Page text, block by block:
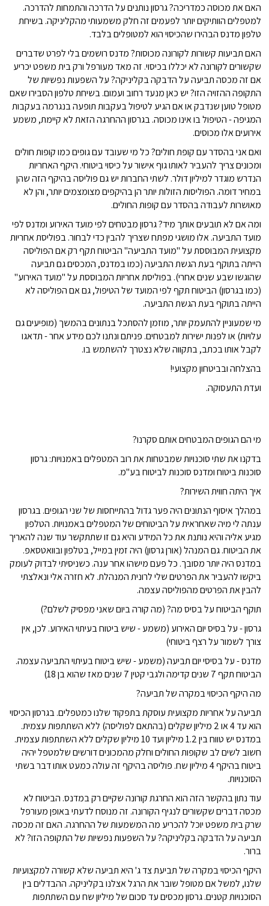
האם את מכוסה כמדריכה? גרסון נותנים על הדרכה והתמחות להדרכה.
למטפלים הוותיקים יותר לפעמים זה חלק משמעותי מהקליניקה. בשיחת
טלפון מדנס הבהירו שהכיסוי הוא למטופלים בלבד.
האם תביעות קשורות לקורונה מכוסות? מדנס רושמים בלי לפרט שדברים
שקשורים לקורונה לא יכללו בכיסוי. זה מאד מעורפל ורק בית משפט יכריע
אם זה מכסה תביעה על הדבקה בקליניקה? על השפעות נפשיות של
התקופה ההזויה הזו? יש כאן מנעד רחוב ועמום. בשיחת טלפון הסבירו שאם
מטופל טוען שנדבק או אם הגיע לטיפול בעקבות תופעה בנגרמה בעקבות
המגיפה - הטיפול בו אינו מכוסה. בגרסון ההחרגה הזאת לא קיימת, משמע
אירועים אלו מכוסים.
ואם אני בהסדר עם קופת חולים? כל מי שעובד עם גופים כמו קופות חולים
ומכונים צריך להעביר לאותו גוף אישור על כיסוי ביטוחי. היקף האחריות
הנדרש מוגדר למיליון דולר. לשתי החברות יש גם פוליסה בהיקף הזה שהן
במחיר דומה. הפוליסות הזולות יותר הן בהיקפים מצומצמים יותר, והן לא
מאושרות לעבודה בהסדר עם קופות החולים.
ומה אם לא תובעים אותך מיד? גרסון מבטחים לפי מועד האירוע ומדנס לפי
מועד התביעה. אלו מושגי מפתח שצריך להבין כדי לבחור. בפוליסת אחריות
מקצועית המבוססת על "מועד התביעה" הביטוח תקף רק אם הפוליסה
הייתה בתוקף בעת הגשת התביעה (כמו במדנס, המכסים גם תביעה
שהוגשו שבע שנים אחרי). בפוליסת אחריות המבוססת על "מועד האירוע"
(כמו בגרסון) הביטוח תקף לפי המועד של הטיפול, גם אם הפוליסה לא
הייתה בתוקף בעת הגשת התביעה.
מי שמעוניין להתעמק יותר, מוזמן להסתכל בנתונים בהמשך (מופיעים גם
עלויות) או לפנות ישירות למבטחים. פניתם ונתנו לכם מידע אחר - תדאגו
לקבל אותו בכתב, בתקווה שלא נצטרך להשתמש בו.
בהצלחה ובביטחון מקצועי!
ועדת התעסוקה.
מי הם הגופים המבטחים אותם סקרנו?
בדקנו את שתי סוכנויות שמבטחות את רוב המטפלים באמנויות: גרסון
סוכנות ביטוח ומדנס סוכנות לביטוח בע"מ.
איך היתה חווית השירות?
במהלך איסוף הנתונים היה פער גדול בהתייחסות של שני הגופים. בגרסון
ענתה לי מיה שאחראית על הביטוחים של המטפלים באמנויות. הטלפון
מגיע אליה והיא נותנת את כל המידע והיא גם זו שתתקשר עוד שנה להאריך
את הביטוח. גם המנהל (אורן גרסון) היה זמין במייל, בטלפון ובוואטסאפ.
במדנס היה יותר מסובך. כל פעם מישהו אחר ענה. כשניסיתי לבדוק לעומק
ביקשו להעביר את הפרטים שלי לרונית המנהלת. לא חזרה אלי ונאלצתי
להבין את הפרטים מהפוליסה עצמה.
תוקף הביטוח על בסיס מה? (מה קורה ביום שאני מפסיק לשלם?)
גרסון - על בסיס יום האירוע (משמע - שיש ביטוח בעיתוי האירוע. לכן, אין
צורך לשמור על רצף ביטוחי)
מדנס - על בסיסי יום תביעה (משמע - שיש ביטוח בעיתוי התביעה עצמה.
הביטוח תקף 7 שנים קדימה ולגבי קטין 7 שנים מאז שהוא בן 18)
מה היקף הכיסוי במקרה של תביעה?
תביעה על אחריות מקצועית עוסקת בתפקוד שלנו כמטפלים. בגרסון הכיסוי
הוא עד 4 או 2 מיליון שקלים (בהתאם לפוליסה) ללא השתתפות עצמית.
במדנס יש טווח בין 1.2 מיליון ועד 10 מיליון שקלים ללא השתתפות עצמית.
חשוב לשים לב שקופות החולים וחלק מהמכונים דורשים שלמטפל יהיה
ביטוח בהיקף 4 מיליון שח. פוליסה בהיקף זה עולה כמעט אותו דבר בשתי
הסוכנויות.
עוד נתון בהקשר הזה הוא החרגת קורונה שקיים רק במדנס. הביטוח לא
מכסה דברים שקשורים לנגיף הקורונה. זה מנוסח לדעתי באופן מעורפל
שרק בית משפט יוכל להכריע מה המשמעות של ההחרגה. האם זה מכסה
תביעה על הדבקה בקליניקה? על השפעות נפשיות של התקופה הזו? לא
ברור.
היקף הכיסוי במקרה של תביעת צד ג' היא תביעה שלא קשורה למקצועיות
שלנו, למשל אם מטופל שובר את הרגל אצלנו בקליניקה. ההבדלים בין
הסוכנויות קטנים. גרסון מכסים עד סכום של מיליון שח עם השתתפות